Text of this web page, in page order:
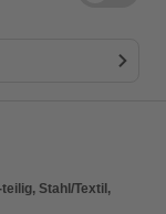
Stahl/Textil,